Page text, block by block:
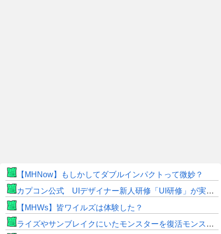
【MHNow】もしかしてダブルインパクトって微妙？
カプコン公式 UIデザイナー新人研修「UI研修」が実装まで進みました！
【MHWs】皆ワイルズは体験した？
ライズやサンブレイクにいたモンスターを復活モンスターと呼ぶのはやめよう